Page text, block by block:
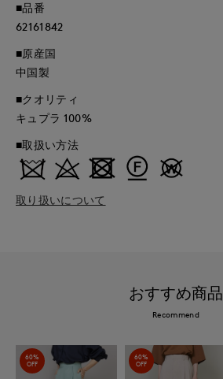
■品番
62161842
■原産国
中国製
■クオリティ
キュプラ 100%
■取扱い方法
取り扱いについて
おすすめ商品
Recommend
60%
OFF
60%
OFF